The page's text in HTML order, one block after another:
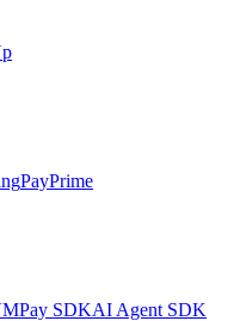
PayPrime
Pay SDKAI Agent SDK